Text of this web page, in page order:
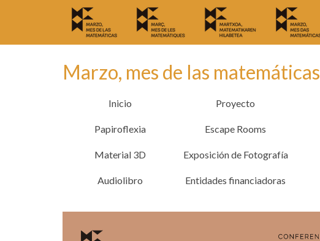
Marzo, mes de las matemáticas
Inicio Proyecto
Papiroflexia Escape Rooms
Material 3D Exposición de Fotografía
Audiolibro Entidades financiadoras